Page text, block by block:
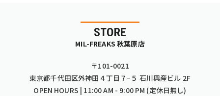
STORE
MIL-FREAKS 秋葉原店
〒101-0021
東京都千代田区外神田４丁目７−５ 石川興産ビル 2F
OPEN HOURS | 11:00 AM - 9:00 PM (定休日無し)